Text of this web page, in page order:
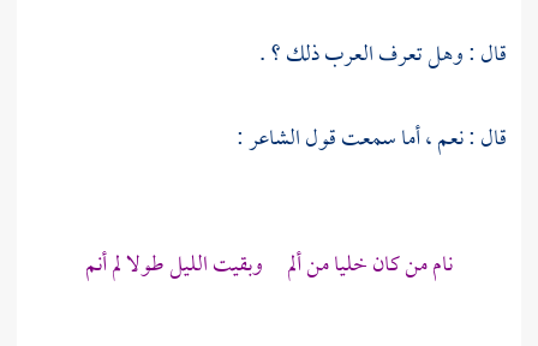
قال : وهل تعرف العرب ذلك ؟ .
قال : نعم ، أما سمعت قول الشاعر :
نام من كان خليا من ألم وبقيت الليل طولا لم أنم